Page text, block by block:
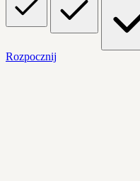
Rozpocznij